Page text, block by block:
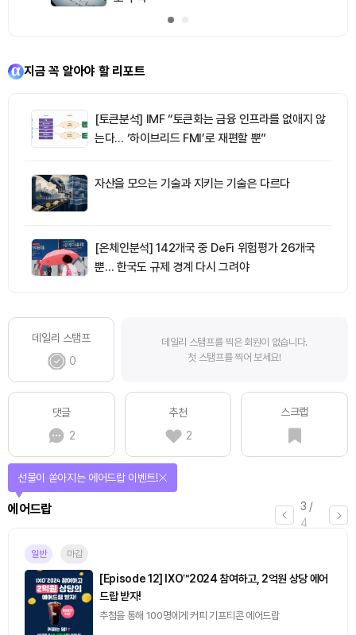
지금 꼭 알아야 할 리포트
[토큰분석] IMF “토큰화는 금융 인프라를 없애지 않
는다… ‘하이브리드 FMI’로 재편할 뿐”
자산을 모으는 기술과 지키는 기술은 다르다
[온체인분석] 142개국 중 DeFi 위험평가 26개국
뿐… 한국도 규제 경계 다시 그려야
데일리 스탬프
0
데일리 스탬프를 찍은 회원이 없습니다.
첫 스탬프를 찍어 보세요!
댓글
2
추천
2
스크랩
3 /
4
에어드랍
선물이 쏟아지는 에어드랍 이벤트!
일반 마감
[Episode 12] IXO™2024 참여하고, 2억원 상당 에어
드랍 받자!
추첨을 통해 100명에게 커피 기프티콘 에어드랍